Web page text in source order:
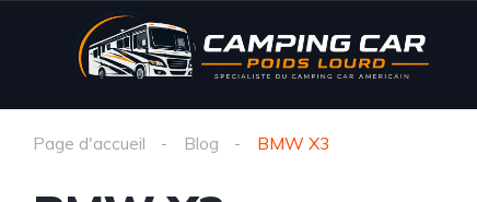
Page d'accueil Blog BMW X3